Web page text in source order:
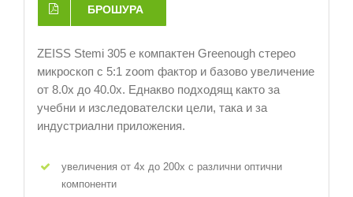
БРОШУРА
ZEISS Stemi 305 е компактен Greenough стерео
микроскоп с 5:1 zoom фактор и базово увеличение
от 8.0х до 40.0х. Еднакво подходящ както за
учебни и изследователски цели, така и за
индустриални приложения.
увеличения от 4х до 200х с различни оптични
компоненти